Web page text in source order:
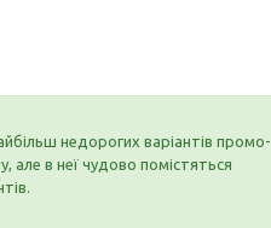
недорогих варіантів промо-
але в неї чудово помістяться